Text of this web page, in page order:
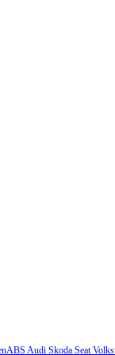
ABS Audi Skoda Seat